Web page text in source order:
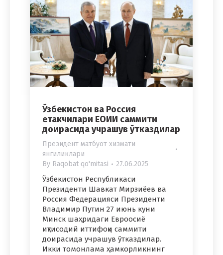
Ўзбекистон ва Россия
етакчилари ЕОИИ саммити
доирасида учрашув ўтказдилар
Президент матбуот хизмати
янгиликлари
By Raqobat qo'mitasi 27.06.2025
Ўзбекистон Республикаси
Президенти Шавкат Мирзиёев ва
Россия Федерацияси Президенти
Владимир Путин 27 июнь куни
Минск шаҳридаги Евроосиё
иқтисодий иттифоқи саммити
доирасида учрашув ўтказдилар.
Икки томонлама ҳамкорликнинг